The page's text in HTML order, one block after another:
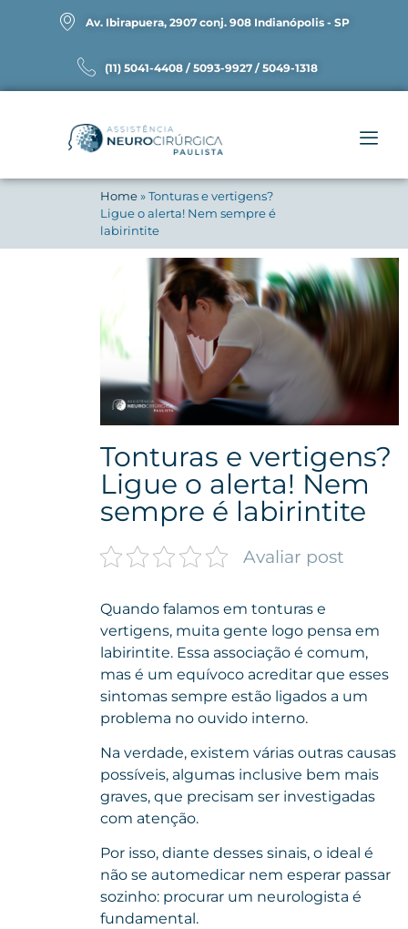
Av. Ibirapuera, 2907 conj. 908 Indianópolis - SP
(11) 5041-4408 / 5093-9927 / 5049-1318
Home»Tonturas e vertigens?
Ligue o alerta! Nem sempre é
labirintite
Tonturas e vertigens?
Ligue o alerta! Nem
sempre é labirintite
Avaliar post
Quando falamos em tonturas e
vertigens, muita gente logo pensa em
labirintite. Essa associação é comum,
mas é um equívoco acreditar que esses
sintomas sempre estão ligados a um
problema no ouvido interno.
Na verdade, existem várias outras causas
possíveis, algumas inclusive bem mais
graves, que precisam ser investigadas
com atenção.
Por isso, diante desses sinais, o ideal é
não se automedicar nem esperar passar
sozinho: procurar um neurologista é
fundamental.